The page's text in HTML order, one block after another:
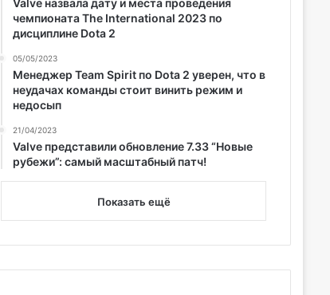
Valve назвала дату и места проведения
чемпионата The International 2023 по
дисциплине Dota 2
05/05/2023
Менеджер Team Spirit по Dota 2 уверен, что в
неудачах команды стоит винить режим и
недосып
21/04/2023
Valve представили обновление 7.33 “Новые
рубежи”: самый масштабный патч!
Показать ещё